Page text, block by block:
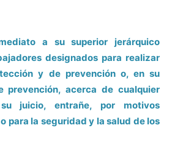
a su superior jerárquico
designados para realizar
y de prevención o, en su
prevención, acerca de cualquier
juicio, entrañe, por motivos
para la seguridad y la salud de los